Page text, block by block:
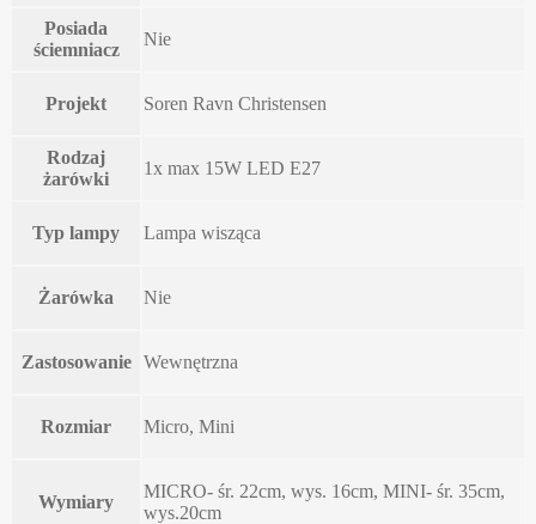
Posiada
ściemniacz
Nie
Projekt Soren Ravn Christensen
Rodzaj
żarówki
1x max 15W LED E27
Typ lampy Lampa wisząca
Żarówka Nie
Zastosowanie Wewnętrzna
Rozmiar Micro, Mini
Wymiary
MICRO- śr. 22cm, wys. 16cm, MINI- śr. 35cm,
wys.20cm